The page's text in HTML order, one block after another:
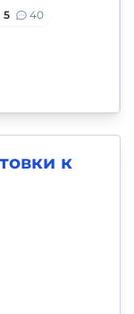
5 40
к